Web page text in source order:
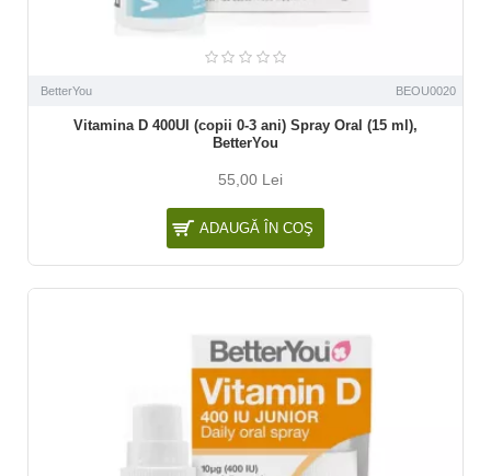
BetterYou BEOU0020
Vitamina D 400UI (copii 0-3 ani) Spray Oral (15 ml),
BetterYou
55,00 Lei
ADAUGĂ ÎN COŞ